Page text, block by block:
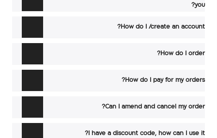
you?
How do I /create an account?
How do I order?
How do I pay for my orders?
Can I amend and cancel my order?
I have a discount code, how can I use it?